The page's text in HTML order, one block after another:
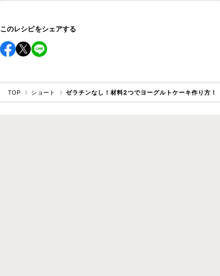
このレシピをシェアする
TOP ショート ゼラチンなし！材料2つでヨーグルトケーキ作り方！